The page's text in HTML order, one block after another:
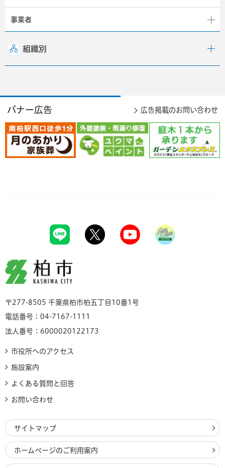
事業者
組織別
バナー広告 広告掲載のお問い合わせ
柏市
〒277-8505 千葉県柏市柏五丁目10番1号
電話番号：04-7167-1111
法人番号：6000020122173
市役所へのアクセス
施設案内
よくある質問と回答
お問い合わせ
サイトマップ
ホームページのご利用案内